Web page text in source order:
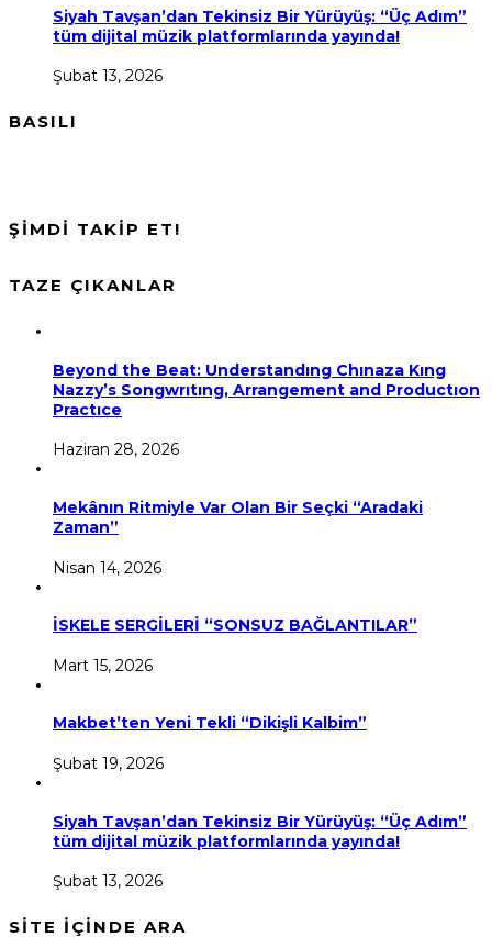
Siyah Tavşan’dan Tekinsiz Bir Yürüyüş: “Üç Adım”
tüm dijital müzik platformlarında yayında!
Şubat 13, 2026
BASILI
ŞİMDİ TAKİP ET!
TAZE ÇIKANLAR
Beyond the Beat: Understandıng Chınaza Kıng
Nazzy’s Songwrıtıng, Arrangement and Productıon
Practıce
Haziran 28, 2026
Mekânın Ritmiyle Var Olan Bir Seçki “Aradaki
Zaman”
Nisan 14, 2026
İSKELE SERGİLERİ “SONSUZ BAĞLANTILAR”
Mart 15, 2026
Makbet’ten Yeni Tekli “Dikişli Kalbim”
Şubat 19, 2026
Siyah Tavşan’dan Tekinsiz Bir Yürüyüş: “Üç Adım”
tüm dijital müzik platformlarında yayında!
Şubat 13, 2026
SİTE İÇİNDE ARA